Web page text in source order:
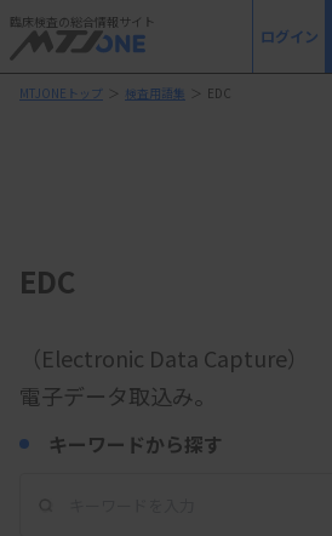
臨床検査の総合情報サイト
ログイン
MTJONEトップ ＞ 検査用語集 ＞ EDC
EDC
（Electronic Data Capture）
電子データ取込み。
キーワードから探す